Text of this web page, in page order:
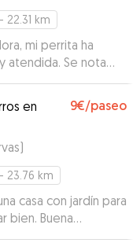
- 22.31 km
mi perrita ha
atendida. Se nota
me ha estado
los paseos. Sin
ella cuando lo
en
9€/paseo
)
- 23.76 km
casa con jardín para
Buena
Te manda